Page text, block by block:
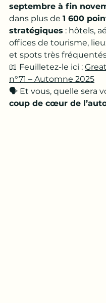
septembre à fin
dans plus de 1 600
stratégiques : hôtels,
offices de tourisme,
et spots très
📖 Feuilletez-le ici :
n°71 – Automne 2025
🗣 Et vous, quelle sera
coup de cœur de